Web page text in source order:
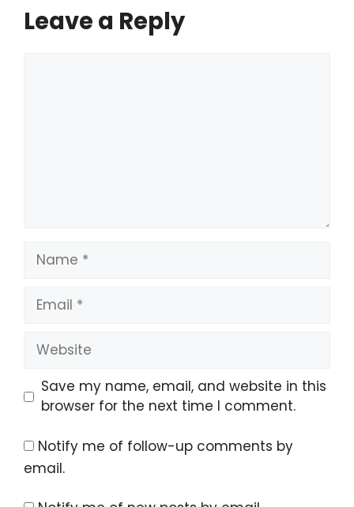
Leave a Reply
Name
Email
Website
Save my name, email, and website in this
browser for the next time I comment.
Notify me of follow-up comments by
email.